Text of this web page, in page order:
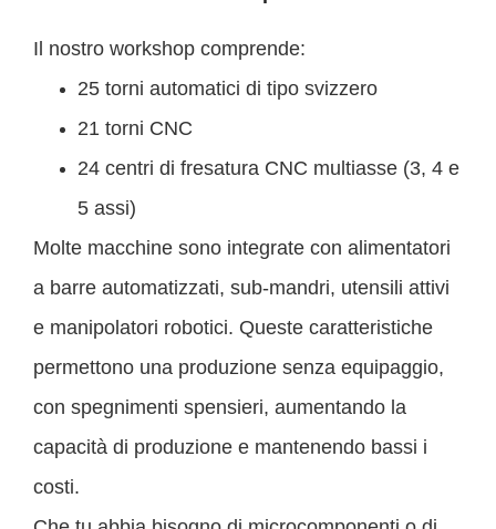
Il nostro workshop comprende:
25 torni automatici di tipo svizzero
21 torni CNC
24 centri di fresatura CNC multiasse (3, 4 e
5 assi)
Molte macchine sono integrate con alimentatori
a barre automatizzati, sub-mandri, utensili attivi
e manipolatori robotici. Queste caratteristiche
permettono una produzione senza equipaggio,
con spegnimenti spensieri, aumentando la
capacità di produzione e mantenendo bassi i
costi.